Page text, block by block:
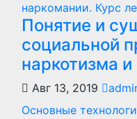
наркомании. Курс
Понятие и
социальной
наркотизма
Авг 13, 2019
Основные